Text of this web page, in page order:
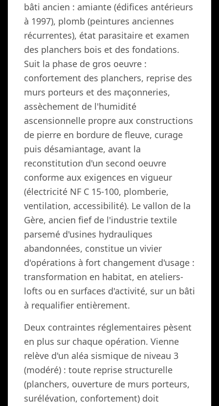
bâti ancien : amiante (édifices antérieurs
à 1997), plomb (peintures anciennes
récurrentes), état parasitaire et examen
des planchers bois et des fondations.
Suit la phase de gros oeuvre :
confortement des planchers, reprise des
murs porteurs et des maçonneries,
assèchement de l'humidité
ascensionnelle propre aux constructions
de pierre en bordure de fleuve, curage
puis désamiantage, avant la
reconstitution d'un second oeuvre
conforme aux exigences en vigueur
(électricité NF C 15-100, plomberie,
ventilation, accessibilité). Le vallon de la
Gère, ancien fief de l'industrie textile
parsemé d'usines hydrauliques
abandonnées, constitue un vivier
d'opérations à fort changement d'usage :
transformation en habitat, en ateliers-
lofts ou en surfaces d'activité, sur un bâti
à requalifier entièrement.
Deux contraintes réglementaires pèsent
en plus sur chaque opération. Vienne
relève d'un aléa sismique de niveau 3
(modéré) : toute reprise structurelle
(planchers, ouverture de murs porteurs,
surélévation, confortement) doit